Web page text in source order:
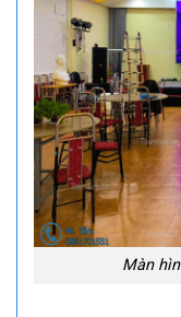
Màn